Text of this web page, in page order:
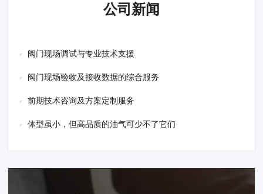
公司新闻
阀门现场调试与专业技术支援
阀门现场验收及接收数据的综合服务
前期技术咨询及方案定制服务
体型虽小，但高品质的油气可少不了它们